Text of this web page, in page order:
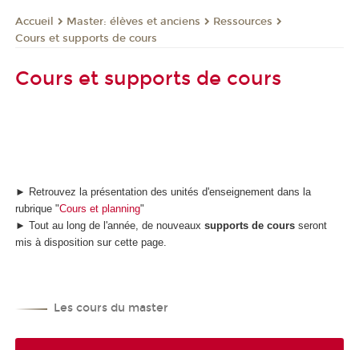
Accueil Master: élèves et anciens
Ressources
Cours et supports de cours
Cours et supports de cours
► Retrouvez la présentation des unités d'enseignement dans la
rubrique "Cours et planning"
► Tout au long de l'année, de nouveaux supports de cours seront
mis à disposition sur cette page.
Les cours du master